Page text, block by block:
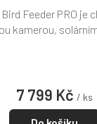
7 799 Kč / ks
Feeder PRO je
kamerou,